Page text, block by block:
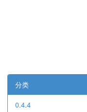
分类
0.4.4